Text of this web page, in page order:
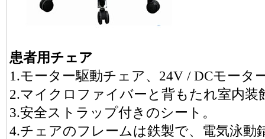
患者用チェア
1.モーター駆動チェア、24V / DCモータ
2.マイクロファイバーと背もたれ室内装
3.安全ストラップ付きのシート。
4.チェアのフレームは鉄製で、電気泳動